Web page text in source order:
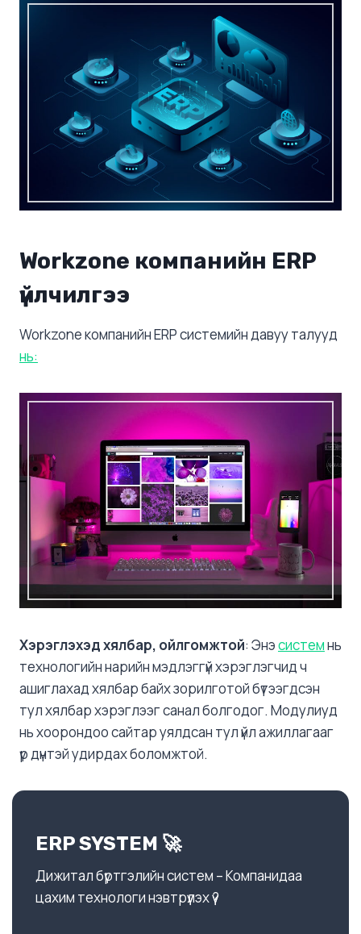
Workzone компанийн ERP
үйлчилгээ
Workzone компанийн ERP системийн давуу талууд
нь:
Хэрэглэхэд хялбар, ойлгомжтой: Энэсистемнь
технологийн нарийн мэдлэггүй хэрэглэгчид ч
ашиглахад хялбар байх зорилготой бүтээгдсэн
тул хялбар хэрэглээг санал болгодог. Модулиуд
нь хоорондоо сайтар уялдсан тул үйл ажиллагааг
үр дүнтэй удирдах боломжтой.
ERP SYSTEM 🚀
Дижитал бүртгэлийн систем – Компанидаа
цахим технологи нэвтрүүлэх үү?